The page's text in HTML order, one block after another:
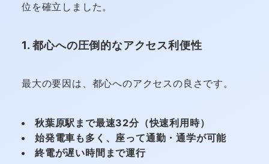
位を確立しました。
1. 都心への圧倒的なアクセス利便性
最大の要因は、都心へのアクセスの良さです。
秋葉原駅まで最速32分（快速利用時）
始発電車も多く、座って通勤・通学が可能
終電が遅い時間まで運行